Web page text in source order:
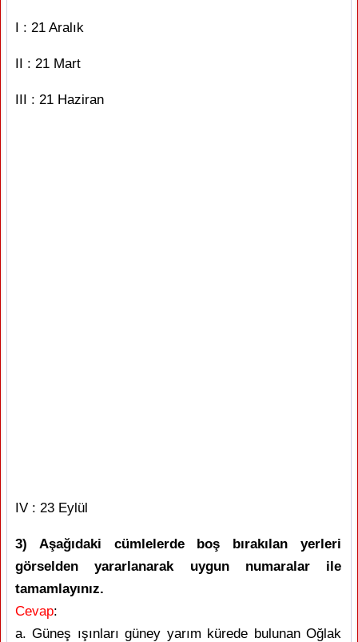
I : 21 Aralık
II : 21 Mart
III : 21 Haziran
IV : 23 Eylül
3) Aşağıdaki cümlelerde boş bırakılan yerleri
görselden yararlanarak uygun numaralar ile
tamamlayınız.
Cevap:
a. Güneş ışınları güney yarım kürede bulunan Oğlak